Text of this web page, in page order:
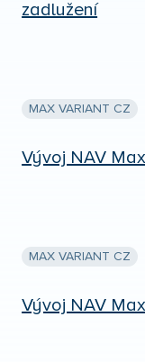
zadlužení
MAX VARIANT CZ
Vývoj NAV
MAX VARIANT CZ
Vývoj NAV